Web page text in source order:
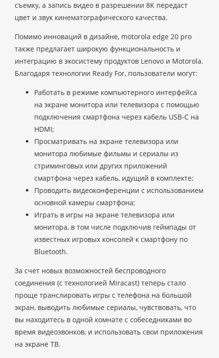
съемку, а запись видео в разрешении 8K передаст
цвет и звук кинематографического качества.
Помимо инноваций в дизайне, motorola edge 20 pro
также предлагает широкую функциональность и
интеграцию в экосистему продуктов Lenovo и Motorola.
Благодаря технологии Ready For, пользователи могут:
Работать в режиме компьютерного интерфейса
на экране монитора или телевизора с помощью
подключения смартфона через кабель USB-C на
HDMI;
Просматривать на экране телевизора или
монитора любимые фильмы и сериалы из
стриминговых или других приложений
смартфона через кабель, идущий в комплекте;
Проводить видеоконференции с использованием
основной камеры смартфона;
Играть в игры на экране телевизора или
монитора, в том числе подключив геймпады от
известных игровых консолей к смартфону по
Bluetooth.
За счет новых возможностей беспроводного
соединения (с технологией Miracast) теперь стало
проще транслировать игры с телефона на большой
экран, выводить любимые сериалы, чувствовать, что
вы находитесь в одной комнате с собеседниками во
время видеозвонков, и использовать свои приложения
на экране ТВ.